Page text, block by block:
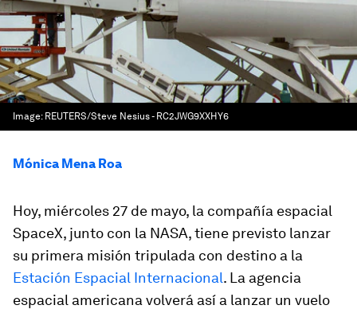
Image: REUTERS/Steve Nesius - RC2JWG9XXHY6
Mónica Mena Roa
Hoy, miércoles 27 de mayo, la compañía espacial
SpaceX, junto con la NASA, tiene previsto lanzar
su primera misión tripulada con destino a la
Estación Espacial Internacional. La agencia
espacial americana volverá así a lanzar un vuelo